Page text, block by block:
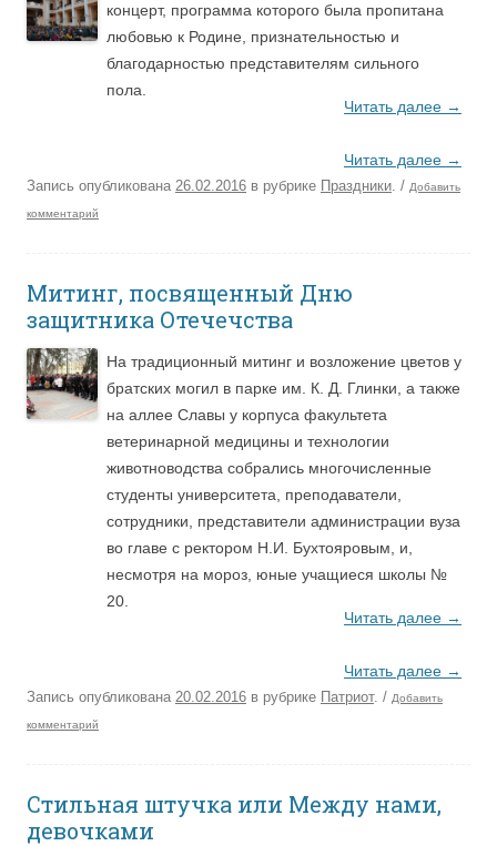
концерт, программа которого была пропитана
любовью к Родине, признательностью и
благодарностью представителям сильного
пола.
Читать далее →
Читать далее →
Запись опубликована 26.02.2016 в рубрике Праздники. / Добавить
комментарий
Митинг, посвященный Дню
защитника Отечечства
На традиционный митинг и возложение цветов у
братских могил в парке им. К. Д. Глинки, а также
на аллее Славы у корпуса факультета
ветеринарной медицины и технологии
животноводства собрались многочисленные
студенты университета, преподаватели,
сотрудники, представители администрации вуза
во главе с ректором Н.И. Бухтояровым, и,
несмотря на мороз, юные учащиеся школы №
20.
Читать далее →
Читать далее →
Запись опубликована 20.02.2016 в рубрике Патриот. / Добавить
комментарий
Стильная штучка или Между нами,
девочками